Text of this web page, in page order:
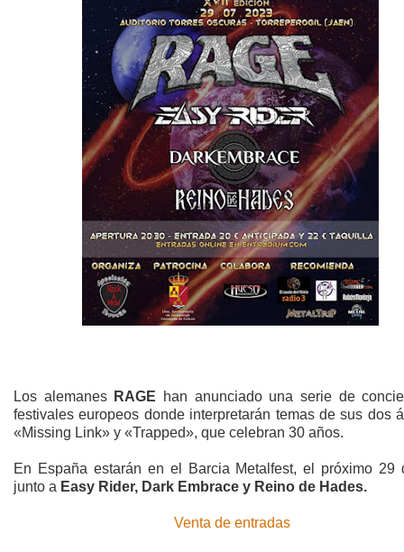
Los alemanes RAGE han anunciado una serie de
festivales europeos donde interpretarán temas de sus dos
«Missing Link» y «Trapped», que celebran 30 años.
En España estarán en el Barcia Metalfest, el próximo 29
junto a Easy Rider, Dark Embrace y Reino de Hades.
Venta de entradas